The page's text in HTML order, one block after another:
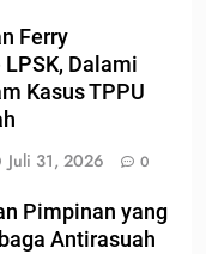
Ferry
Dalami
Kasus TPPU
Juli 31, 2026 0
Pimpinan yang
Antirasuah